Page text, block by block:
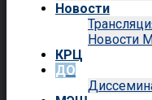
Новости
Новости
КРЦ
ДО